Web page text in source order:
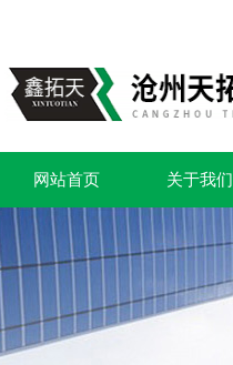
网站首页 关于我们